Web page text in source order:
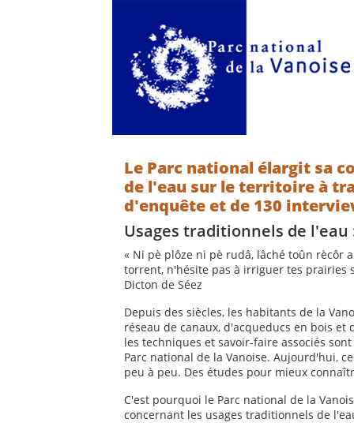
Le Parc national élargit sa
de l'eau sur le territoire à
d'enquête et de 130
Usages traditionnels de
« Ni pè plôze ni pè rudâ, lâché toûn rècôr
torrent, n'hésite pas à irriguer tes prairies
Dicton de Séez
Depuis des siècles, les habitants de la
réseau de canaux, d'acqueducs en bois
les techniques et savoir-faire associés
Parc national de la Vanoise. Aujourd'hui,
peu à peu. Des études pour mieux
C'est pourquoi le Parc national de la
concernant les usages traditionnels de